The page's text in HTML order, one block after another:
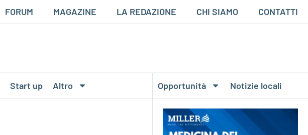
FORUM MAGAZINE LA REDAZIONE CHI SIAMO CONTATTI
Start up Altro Opportunità Notizie locali